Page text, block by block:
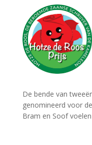
De bende van
genomineerd voor
Bram en Soof